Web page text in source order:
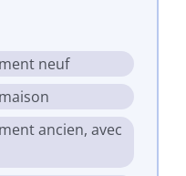
neuf
ancien, avec